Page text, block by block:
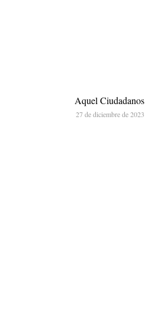
Aquel Ciudadanos
27 de diciembre de 2023